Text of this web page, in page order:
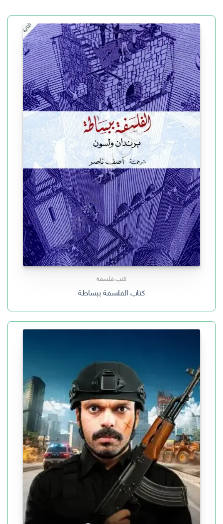
كتب فلسفة
كتاب الفلسفة ببساطة